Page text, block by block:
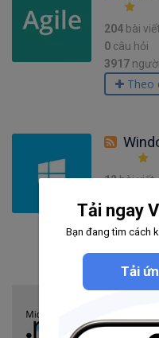
204 bài viết
0 câu hỏi
3917
Theo
12bài viết
2038
Theo
.NET
150bài
Tải ngay
Bạn đang tìm cách
Tải